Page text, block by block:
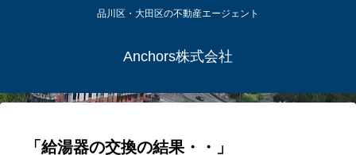
品川区・大田区の不動産エージェント
Anchors株式会社
「給湯器の交換の結果・・」